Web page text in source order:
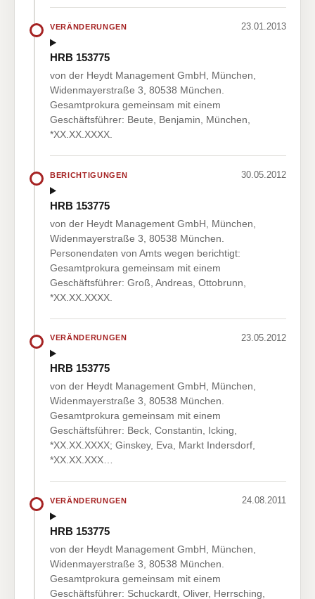
VERÄNDERUNGEN 23.01.2013
HRB 153775
von der Heydt Management GmbH, München,
Widenmayerstraße 3, 80538 München.
Gesamtprokura gemeinsam mit einem
Geschäftsführer: Beute, Benjamin, München,
*XX.XX.XXXX.
BERICHTIGUNGEN 30.05.2012
HRB 153775
von der Heydt Management GmbH, München,
Widenmayerstraße 3, 80538 München.
Personendaten von Amts wegen berichtigt:
Gesamtprokura gemeinsam mit einem
Geschäftsführer: Groß, Andreas, Ottobrunn,
*XX.XX.XXXX.
VERÄNDERUNGEN 23.05.2012
HRB 153775
von der Heydt Management GmbH, München,
Widenmayerstraße 3, 80538 München.
Gesamtprokura gemeinsam mit einem
Geschäftsführer: Beck, Constantin, Icking,
*XX.XX.XXXX; Ginskey, Eva, Markt Indersdorf,
*XX.XX.XXX…
VERÄNDERUNGEN 24.08.2011
HRB 153775
von der Heydt Management GmbH, München,
Widenmayerstraße 3, 80538 München.
Gesamtprokura gemeinsam mit einem
Geschäftsführer: Schuckardt, Oliver, Herrsching,